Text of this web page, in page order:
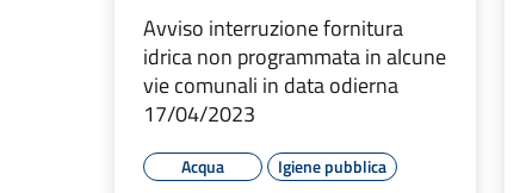
Avviso interruzione fornitura
idrica non programmata in alcune
vie comunali in data odierna
17/04/2023
Acqua Igiene pubblica